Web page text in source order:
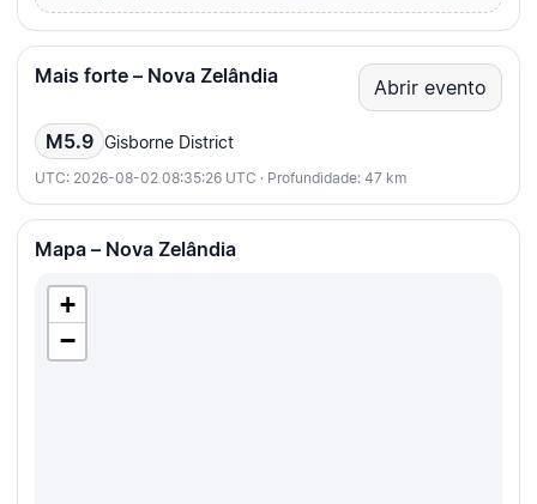
Mais forte – Nova Zelândia Abrir evento
M5.9 Gisborne District
UTC: 2026-08-02 08:35:26 UTC · Profundidade: 47 km
Mapa – Nova Zelândia
+
−